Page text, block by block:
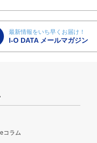
最新情報をいち早くお届け！
I-O DATA メールマガジン
コラム